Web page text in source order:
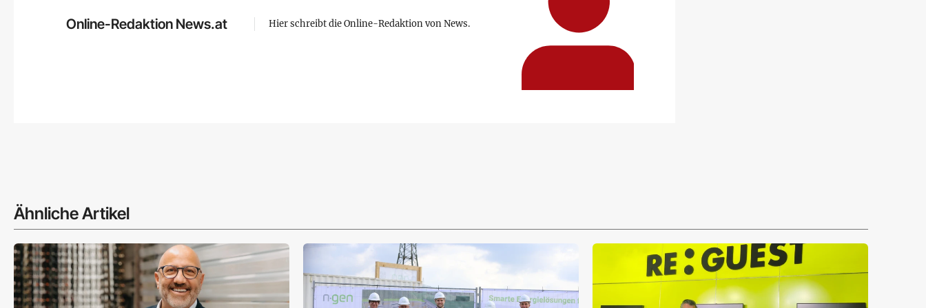
Online-Redaktion News.at Hier schreibt die Online-Redaktion von News.
Ähnliche Artikel